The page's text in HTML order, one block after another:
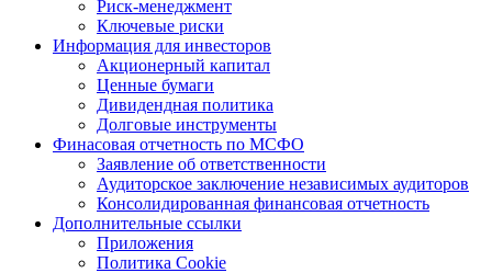
Риск-менеджмент
Ключевые риски
Информация для инвесторов
Акционерный капитал
Ценные бумаги
Дивидендная политика
Долговые инструменты
Финасовая отчетность по МСФО
Заявление об ответственности
Аудиторское заключение независимых аудиторов
Консолидированная финансовая отчетность
Дополнительные ссылки
Приложения
Политика Cookie